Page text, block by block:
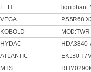
E+H
liquiphant
VEGA
KOBOLD
HYDAC
ATLANTIC
EK180-I
MTS